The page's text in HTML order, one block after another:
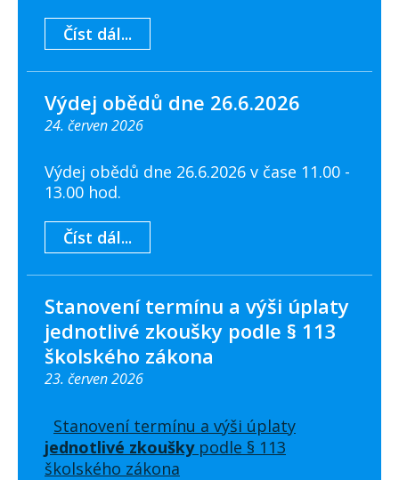
Číst dál...
Výdej obědů dne 26.6.2026
24. červen 2026
Výdej obědů dne 26.6.2026 v čase 11.00 -
13.00 hod.
Číst dál...
Stanovení termínu a výši úplaty
jednotlivé zkoušky podle § 113
školského zákona
23. červen 2026
Stanovení termínu a výši úplaty
jednotlivé zkouškypodle § 113
školského zákona